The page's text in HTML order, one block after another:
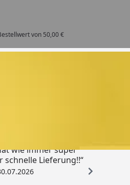
von 50,00 €
Shops
wie immer super
schnelle Lieferung!!“